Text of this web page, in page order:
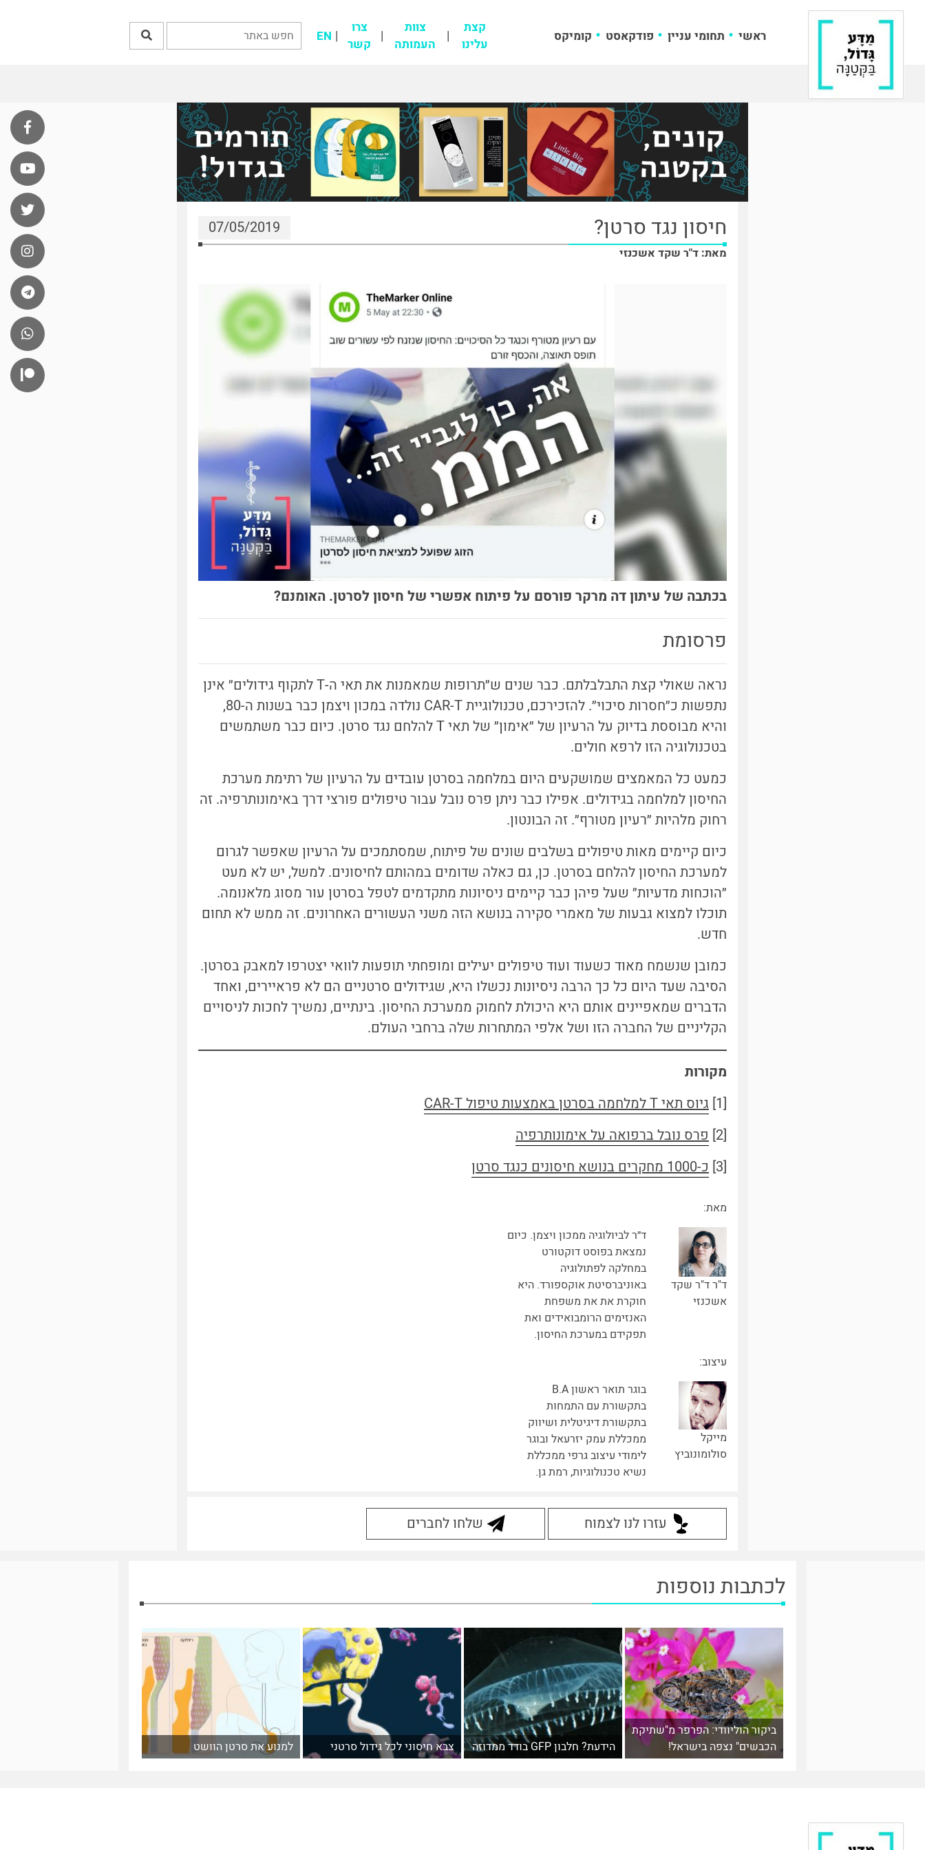
ראשי תחומי עניין פודקאסט קומיקס
קצת
עלינו
צוות
העמותה
צרו
קשר
EN
חיסון נגד סרטן? 07/05/2019
מאת: ד"ר שקד אשכנזי
בכתבה של עיתון דה מרקר פורסם על פיתוח אפשרי של חיסון לסרטן. האומנם?
פרסומת
נראה שאולי קצת התבלבלתם. כבר שנים ש״תרופות שמאמנות את תאי ה-T לתקוף גידולים״ אינן
נתפשות כ״חסרות סיכוי״. להזכירכם, טכנולוגיית CAR-T נולדה במכון ויצמן כבר בשנות ה-80,
והיא מבוססת בדיוק על הרעיון של ״אימון״ של תאי T להלחם נגד סרטן. כיום כבר משתמשים
בטכנולוגיה הזו לרפא חולים.
כמעט כל המאמצים שמושקעים היום במלחמה בסרטן עובדים על הרעיון של רתימת מערכת
החיסון למלחמה בגידולים. אפילו כבר ניתן פרס נובל עבור טיפולים פורצי דרך באימונותרפיה. זה
רחוק מלהיות ״רעיון מטורף״. זה הבונטון.
כיום קיימים מאות טיפולים בשלבים שונים של פיתוח, שמסתמכים על הרעיון שאפשר לגרום
למערכת החיסון להלחם בסרטן. כן, גם כאלה שדומים במהותם לחיסונים. למשל, יש לא מעט
״הוכחות מדעיות״ שעל פיהן כבר קיימים ניסיונות מתקדמים לטפל בסרטן עור מסוג מלאנומה.
תוכלו למצוא גבעות של מאמרי סקירה בנושא הזה משני העשורים האחרונים. זה ממש לא תחום
חדש.
כמובן שנשמח מאוד כשעוד ועוד טיפולים יעילים ומופחתי תופעות לוואי יצטרפו למאבק בסרטן.
הסיבה שעד היום כל כך הרבה ניסיונות נכשלו היא, שגידולים סרטניים הם לא פראיירים, ואחד
הדברים שמאפיינים אותם היא היכולת לחמוק ממערכת החיסון. בינתיים, נמשיך לחכות לניסויים
הקליניים של החברה הזו ושל אלפי המתחרות שלה ברחבי העולם.
מקורות
[1]
גיוס תאי T למלחמה בסרטן באמצעות טיפול CAR-T
[2]
פרס נובל ברפואה על אימונותרפיה
[3]
כ-1000 מחקרים בנושא חיסונים כנגד סרטן
מאת:
ד"ר ד"ר שקד
אשכנזי
ד״ר לביולוגיה ממכון ויצמן. כיום
נמצאת בפוסט דוקטורט
במחלקה לפתולוגיה
באוניברסיטת אוקספורד. היא
חוקרת את את משפחת
האנזימים הרומבואידים ואת
תפקידם במערכת החיסון.
עיצוב:
מייקל
סולומונוביץ
בוגר תואר ראשון B.A
בתקשורת עם התמחות
בתקשורת דיגיטלית ושיווק
ממכללת עמק יזרעאל ובוגר
לימודי עיצוב גרפי ממכללת
נשיא טכנולוגיות, רמת גן.
עזרו לנו לצמוח שלחו לחברים
לכתבות נוספות
ביקור הוליוודי: הפרפר מ"שתיקת
הכבשים" נצפה בישראל!
הידעת? חלבון GFP בודד ממדוזה צבא חיסוני לכל גידול סרטני למנוע את סרטן הוושט